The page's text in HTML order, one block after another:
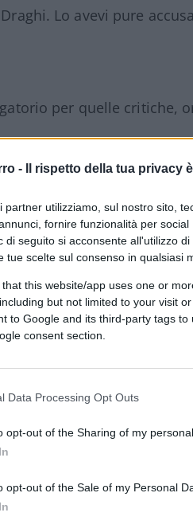
- Il rispetto della tua privacy
partner utilizziamo, sul nostro sito,
fornire funzionalità per
di seguito si acconsente all'utilizzo
tue scelte sul consenso in qualsiasi
that this website/app uses one or
but not limited to your visit
to Google and its third-party tags
consent section.
Data Processing Opt Outs
opt-out of the Sharing of my personal
opt-out of the Sale of my Personal
Lo avevi pure
per quelle critiche,
Santissimo di Palazzo
ricordato non
fatti! Le leggi che hai
giustizialista che non è
non potevo mica
fatto bene, se non fosse
ricorre l’anniversario
della Cartabia che
non ha mai messo piede in